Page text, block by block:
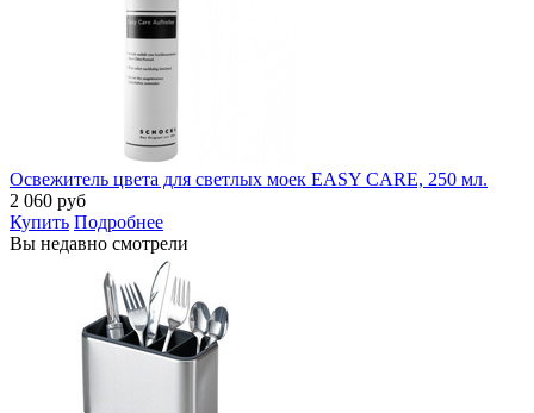
Освежитель цвета для светлых моек EASY CARE, 250 мл.
2 060 руб
Купить Подробнее
Вы недавно смотрели